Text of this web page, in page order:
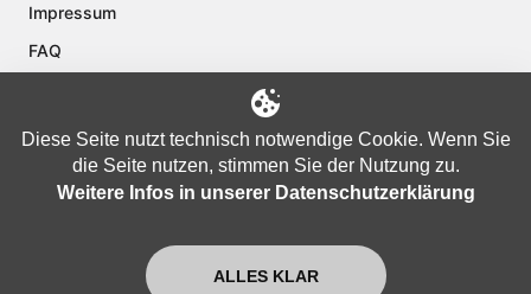
Impressum
FAQ
Diese Seite nutzt technisch notwendige Cookie. Wenn Sie
die Seite nutzen, stimmen Sie der Nutzung zu.
Weitere Infos in unserer Datenschutzerklärung
ALLES KLAR